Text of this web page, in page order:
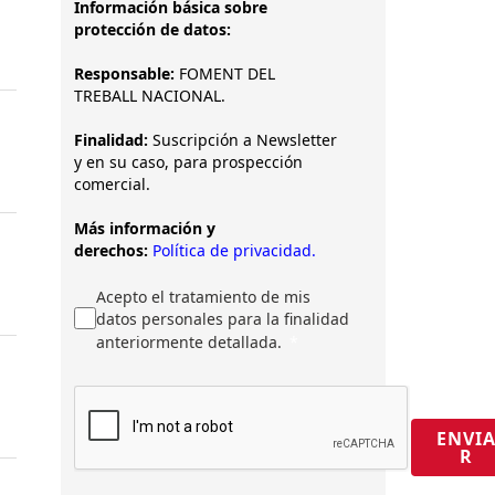
Información básica sobre
protección de datos:
Responsable: FOMENT DEL
TREBALL NACIONAL.
Finalidad: Suscripción a Newsletter
y en su caso, para prospección
comercial.
Más información y
derechos: Política de privacidad.
Acepto el tratamiento de mis
datos personales para la finalidad
anteriormente detallada.
ENVIA
R